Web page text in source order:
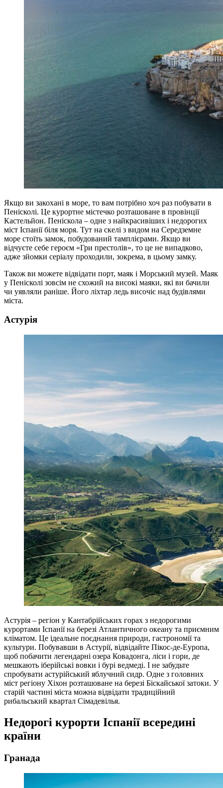
Якщо ви закохані в море, то вам потрібно хоч раз побувати в
Пенісколі. Це курортне містечко розташоване в провінції
Кастельйон. Пеніскола – одне з найкрасивіших і недорогих
міст Іспанії біля моря. Тут на скелі з видом на Середземне
море стоїть замок, побудований тамплієрами. Якщо ви
відчуєте себе героєм «Гри престолів», то це не випадково,
адже зйомки серіалу проходили, зокрема, в цьому замку.
Також ви можете відвідати порт, маяк і Морський музей. Маяк
у Пенісколі зовсім не схожий на високі маяки, які ви бачили
чи уявляли раніше. Його ліхтар ледь височіє над будівлями
міста.
Астурія
Астурія – регіон у Кантабрійських горах з недорогими
курортами Іспанії на березі Атлантичного океану та приємним
кліматом. Це ідеальне поєднання природи, гастрономії та
культури. Побувавши в Астурії, відвідайте Пікос-де-Еуропа,
щоб побачити легендарні озера Ковадонга, ліси і гори, де
мешкають іберійські вовки і бурі ведмеді. І не забудьте
спробувати астурійський яблучний сидр. Одне з головних
міст регіону Хіхон розташоване на березі Біскайської затоки. У
старій частині міста можна відвідати традиційний
рибальський квартал Сімадевілья.
Недорогі курорти Іспанії всередині
країни
Гранада